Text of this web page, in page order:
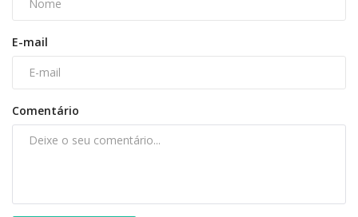
E-mail
Comentário